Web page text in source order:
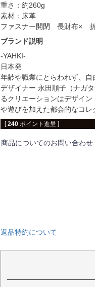
重さ：約260g
素材：床革
ファスナー開閉 長財布×
ブランド説明
-YAHKI-
日本発
年齢や職業にとらわれず、
デザイナー 永田順子（ナガ
るクリエーションはデザイ
や遊びを加えた都会的なコレ
[ 240 ポイント進呈 ]
商品についてのお問い合わせ
返品特約について